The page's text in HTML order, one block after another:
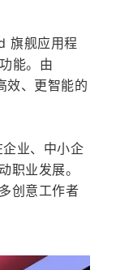
旗舰应用程
能。由
效、更智能的
业、中小企
职业发展。
创意工作者